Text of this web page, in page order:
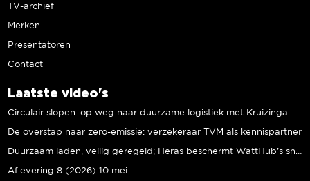
TV-archief
Merken
Presentatoren
Contact
Laatste video's
Circulair slopen: op weg naar duurzame logistiek met Kruizinga
De overstap naar zero-emissie: verzekeraar TVM als kennispartner
Aflevering 8 (2026) 10 mei